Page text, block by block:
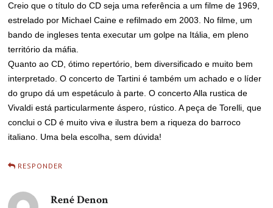
Creio que o título do CD seja uma referência a um filme de 1969,
estrelado por Michael Caine e refilmado em 2003. No filme, um
bando de ingleses tenta executar um golpe na Itália, em pleno
território da máfia.
Quanto ao CD, ótimo repertório, bem diversificado e muito bem
interpretado. O concerto de Tartini é também um achado e o líder
do grupo dá um espetáculo à parte. O concerto Alla rustica de
Vivaldi está particularmente áspero, rústico. A peça de Torelli, que
conclui o CD é muito viva e ilustra bem a riqueza do barroco
italiano. Uma bela escolha, sem dúvida!
RESPONDER
René Denon